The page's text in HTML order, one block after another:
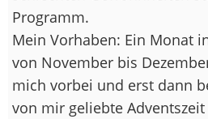
Programm.
Mein Vorhaben: Ein Monat
von November bis
mich vorbei und erst dann
von mir geliebte